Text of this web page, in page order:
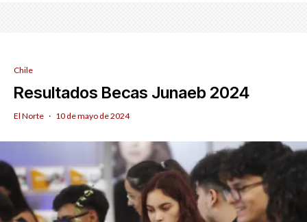
Chile
Resultados Becas Junaeb 2024
El Norte · 10 de mayo de 2024